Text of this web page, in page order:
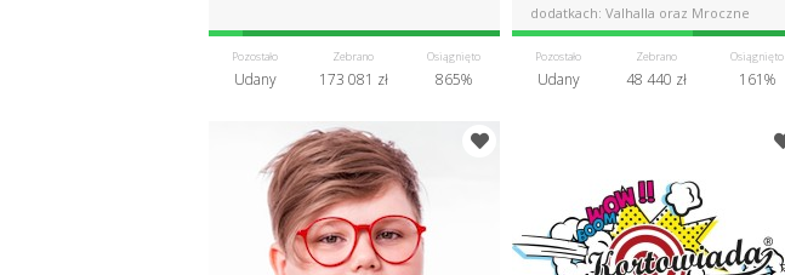
Pozostało
Udany
Zebrano
173 081 zł
Osiągnięto
865%
dodatkach: Valhalla oraz Mroczne
Góry.
Pozostało
Udany
Zebrano
48 440 zł
Osiągnięto
161%